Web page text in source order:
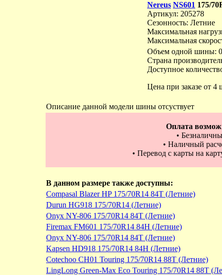
Nereus NS601 175/
Артикул: 205278
Сезонность: Летние
Максимальная
Максимальная
Объем одной шины:
Страна
Доступное
Цена при заказе от 4
Описание данной модели шины отсуствует
Оплата
•
• Наличный
• Перевод с карты на
В данном размере также доступны:
Compasal Blazer HP 175/70R14 84T (Летние)
Durun HG918 175/70R14 (Летние)
Onyx NY-806 175/70R14 84T (Летние)
Firemax FM601 175/70R14 84H (Летние)
Onyx NY-806 175/70R14 84T (Летние)
Kapsen HD918 175/70R14 84H (Летние)
Cotechoo CH01 Touring 175/70R14 88T (Летние)
LingLong Green-Max Eco Touring 175/70R14 88T